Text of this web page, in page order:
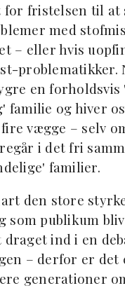
for fristelsen til at
med
– eller hvis
problematikker.
en forholdsvis
familie og hiver
vægge – selv
i det fri
familier.
den store
som publikum
ind i en
– derfor er det
generationer